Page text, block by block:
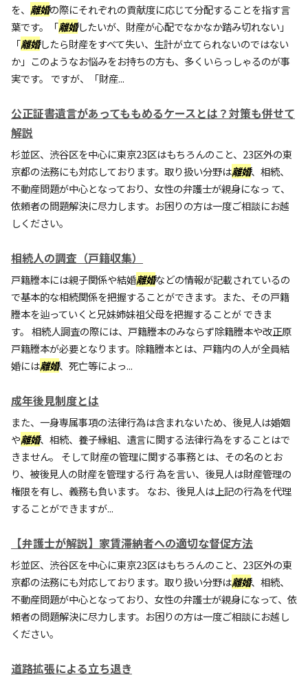
を、 離婚の際にそれぞれの貢献度に応じて分配することを指す言
葉です。「離婚したいが、財産が心配でなかなか踏み切れない」
「離婚したら財産をすべて失い、生計が立てられないのではない
か」このようなお悩みをお持ちの方も、多くいらっしゃるのが事
実です。 ですが、「財産...
公正証書遺言があってももめるケースとは？対策も併せて
解説
杉並区、渋谷区を中心に東京23区はもちろんのこと、23区外の東
京都の法務にも対応しております。取り扱い分野は離婚、相続、
不動産問題が中心となっており、女性の弁護士が親身になっ て、
依頼者の問題解決に尽力します。お困りの方は一度ご相談にお越
しください。
相続人の調査（戸籍収集）
戸籍謄本には親子関係や結婚離婚などの情報が記載されているの
で基本的な相続関係を把握することができます。また、その戸籍
謄本を辿っていくと兄妹姉妹祖父母を把握することが できま
す。 相続人調査の際には、戸籍謄本のみならず除籍謄本や改正原
戸籍謄本が必要となります。除籍謄本とは、戸籍内の人が全員結
婚には離婚、死亡等によっ...
成年後見制度とは
また、一身専属事項の法律行為は含まれないため、後見人は婚姻
や離婚、相続、養子縁組、遺言に関する法律行為をすることはで
きません。 そして財産の管理に関する事務とは、その名のとお
り、被後見人の財産を管理する行 為を言い、後見人は財産管理の
権限を有し、義務も負います。 なお、後見人は上記の行為を代理
することができますが...
【弁護士が解説】家賃滞納者への適切な督促方法
杉並区、渋谷区を中心に東京23区はもちろんのこと、23区外の東
京都の法務にも対応しております。取り扱い分野は離婚、相続、
不動産問題が中心となっており、女性の弁護士が親身になって、依
頼者の問題解決に尽力します。お困りの方は一度ご相談にお越し
ください。
道路拡張による立ち退き